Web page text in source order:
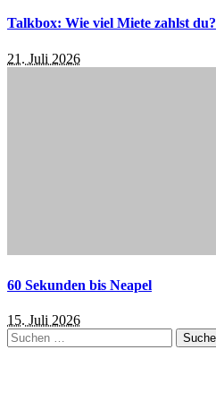
Talkbox: Wie viel Miete zahlst du?
21. Juli 2026
60 Sekunden bis Neapel
15. Juli 2026
Suchen
nach: